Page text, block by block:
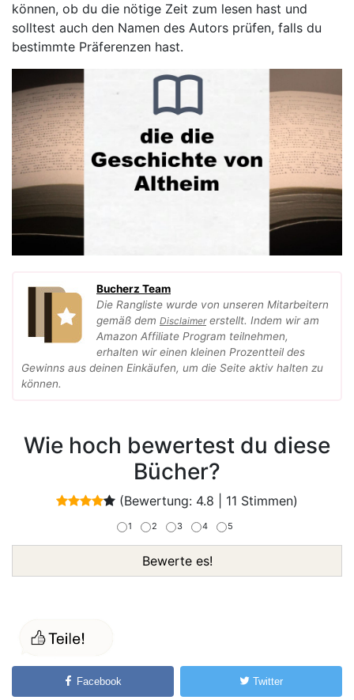
können, ob du die nötige Zeit zum lesen hast und
solltest auch den Namen des Autors prüfen, falls du
bestimmte Präferenzen hast.
Bucherz Team
Die Rangliste wurde von unseren Mitarbeitern
gemäß dem Disclaimererstellt. Indem wir am
Amazon Affiliate Program teilnehmen,
erhalten wir einen kleinen Prozentteil des
Gewinns aus deinen Einkäufen, um die Seite aktiv halten zu
können.
Wie hoch bewertest du diese
Bücher?
(Bewertung: 4.8 11 Stimmen)
1 2 3 4 5
Bewerte es!
Facebook Twitter